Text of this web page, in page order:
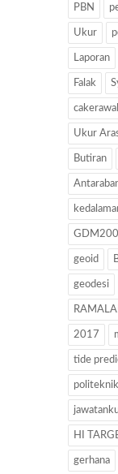
PBN
Ukur
Laporan
Falak
Ukur
Butiran
GDM200
geoid
geodesi
2017
tide
politeknik
HI
gerhana